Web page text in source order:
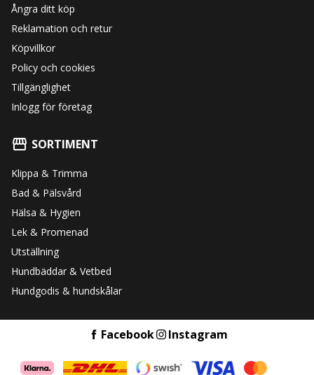
Ångra ditt köp
Reklamation och retur
Köpvillkor
Policy och cookies
Tillgänglighet
Inlogg för företag
SORTIMENT
Klippa & Trimma
Bad & Pälsvård
Hälsa & Hygien
Lek & Promenad
Utställning
Hundbäddar & Vetbed
Hundgodis & hundskålar
Facebook Instagram